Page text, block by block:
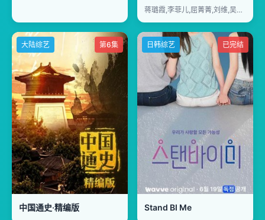
蒋璐霞,李菲儿,屈菁菁,刘维,吴俊霆,赵辰龙
大陆综艺 第6集
中国通史·精编版
日韩综艺 已完结
Stand BI Me